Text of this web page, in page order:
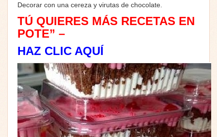
Decorar con una cereza y virutas de chocolate.
TÚ QUIERES MÁS RECETAS EN
POTE” –
HAZ CLIC AQUÍ